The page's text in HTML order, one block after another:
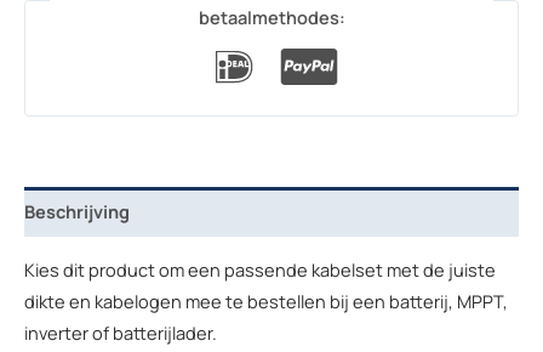
betaalmethodes:
Beschrijving
Kies dit product om een passende kabelset met de juiste
dikte en kabelogen mee te bestellen bij een batterij, MPPT,
inverter of batterijlader.